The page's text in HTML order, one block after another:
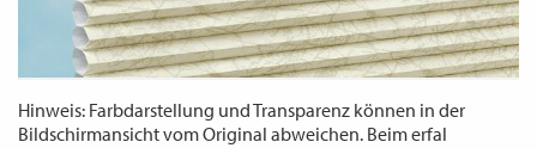
Hinweis: Farbdarstellung und Transparenz können in der
Bildschirmansicht vom Original abweichen. Beim erfal